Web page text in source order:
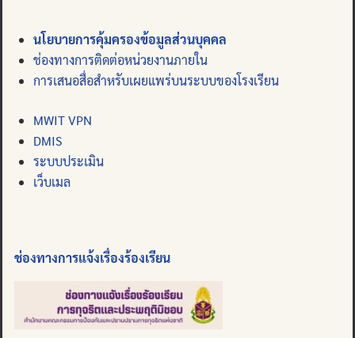
นโยบายการคุ้มครองข้อมูลส่วนบุคคล
ช่องทางการติดต่อหน่วยงานภายใน
การเสนอสื่อสำหรับเผยแพร่บนระบบของโรงเรียน
MWIT VPN
DMIS
ระบบประเมิน
เว็บเมล
ช่องทางการแจ้งเรื่องร้องเรียน